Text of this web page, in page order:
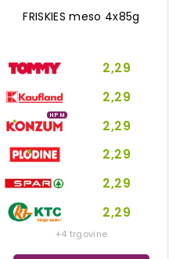
FRISKIES meso 4x85g
2,29
2,29
HPM
2,29
2,29
2,29
2,29
+4 trgovine